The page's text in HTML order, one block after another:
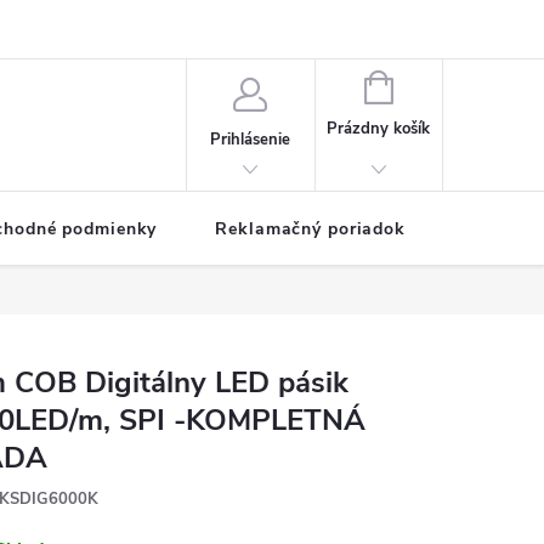
Prihlásenie
NÁKUPNÝ
KOŠÍK
Prázdny košík
podmienky Reklamačný poriadok
COB Digitálny LED pásik
m, SPI -KOMPLETNÁ
KSDIG6000K